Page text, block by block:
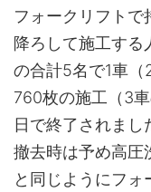
フォークリフトで
降ろして施工する
の合計5名で1車（
760枚の施工（3
日で終了されまし
撤去時は予め高圧
と同じようにフォ